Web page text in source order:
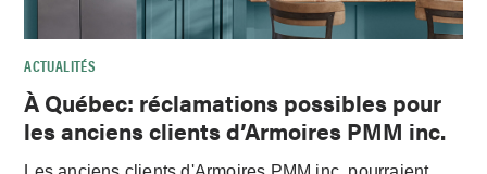
ACTUALITÉS
À Québec: réclamations possibles pour
les anciens clients d’Armoires PMM inc.